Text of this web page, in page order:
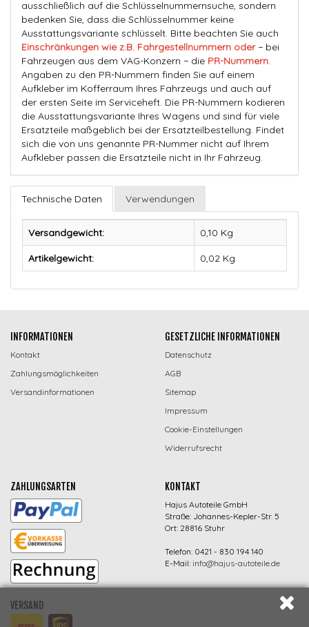
ausschließlich auf die Schlüsselnummernsuche, sondern
bedenken Sie, dass die Schlüsselnummer keine
Ausstattungsvariante schlüsselt. Bitte beachten Sie auch
Einschränkungen wie z.B. Fahrgestellnummern oder− bei
Fahrzeugen aus dem VAG-Konzern − die PR-Nummern
Angaben zu den PR-Nummern finden Sie auf einem
Aufkleber im Kofferraum Ihres Fahrzeugs und auch auf
der ersten Seite im Serviceheft. Die PR-Nummern kodieren
die Ausstattungsvariante Ihres Wagens und sind für viele
Ersatzteile maßgeblich bei der Ersatzteilbestellung. Findet
sich die von uns genannte PR-Nummer nicht auf Ihrem
Aufkleber passen die Ersatzteile nicht in Ihr Fahrzeug.
Technische Daten Verwendungen
Versandgewicht: 0,10 Kg
Artikelgewicht: 0,02 Kg
INFORMATIONEN
Kontakt
Zahlungsmöglichkeiten
Versandinformationen
GESETZLICHE INFORMATIONEN
Datenschutz
AGB
Sitemap
Impressum
Cookie-Einstellungen
Widerrufsrecht
ZAHLUNGSARTEN
VERSAND
KONTAKT
Hajus Autoteile GmbH
Straße: Johannes-Kepler-Str. 5
Ort: 28816 Stuhr
Telefon: 0421 - 830 194 140
E-Mail: info@hajus-autoteile.de